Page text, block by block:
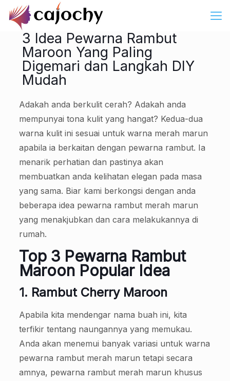
3 Idea Pewarna Rambut
Maroon Yang Paling
Digemari dan Langkah DIY
Mudah
Adakah anda berkulit cerah? Adakah anda
mempunyai tona kulit yang hangat? Kedua-dua
warna kulit ini sesuai untuk warna merah marun
apabila ia berkaitan dengan pewarna rambut. Ia
menarik perhatian dan pastinya akan
membuatkan anda kelihatan elegan pada masa
yang sama. Biar kami berkongsi dengan anda
beberapa idea pewarna rambut merah marun
yang menakjubkan dan cara melakukannya di
rumah.
Top 3 Pewarna Rambut
Maroon PopularIdea
1. Rambut Cherry Maroon
Apabila kita mendengar nama buah ini, kita
terfikir tentang naungannya yang memukau.
Anda akan menemui banyak variasi untuk warna
pewarna rambut merah marun tetapi secara
amnya, pewarna rambut merah marun khusus